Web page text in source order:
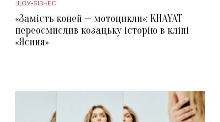
ШОУ-БІЗНЕС
«Замість коней — мотоцикли»: KHAYAT
переосмислив козацьку історію в кліпі
«Ясиня»